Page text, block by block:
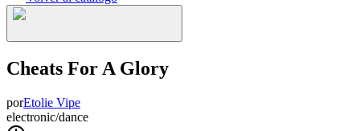
Cheats For A Glory
porEtolie Vipe
electronic/dance